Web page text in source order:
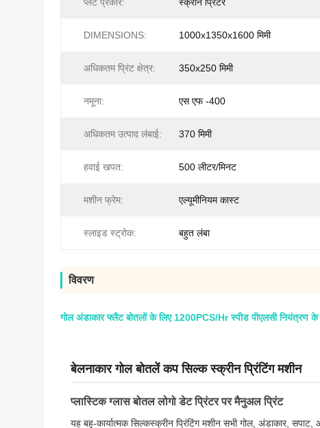
DIMENSIONS: 1000x1350x1600 मिमी
अधिकतम प्रिंट क्षेत्र: 350x250 मिमी
नमूना: एस एफ -400
अधिकतम उत्पाद लंबाई: 370 मिमी
हवाई खपत: 500 लीटर/मिनट
मशीन फ्रेम: एल्यूमीनियम कास्ट
स्लाइड स्ट्रोक: बहुत लंबा
विवरण
गोल अंडाकार फ्लैट बोतलों के लिए 1200PCS/Hr स्पीड पीएलसी नियंत्रण के
बेलनाकार गोल बोतलें कप सिल्क स्क्रीन प्रिंटिंग मशीन
प्लास्टिक ग्लास बोतल लोगो डेट प्रिंटर पर मैनुअल प्रिंट
यह बहु-कार्यात्मक सिल्कस्क्रीन प्रिंटिंग मशीन सभी गोल, अंडाकार,